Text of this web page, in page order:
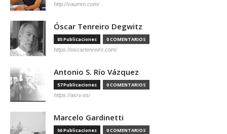
http://vaumm.com/
Óscar Tenreiro Degwitz
85 Publicaciones 0 COMENTARIOS
https://oscartenreiro.com/
Antonio S. Río Vázquez
57 Publicaciones 0 COMENTARIOS
https://asrv.es/
Marcelo Gardinetti
56 Publicaciones 0 COMENTARIOS